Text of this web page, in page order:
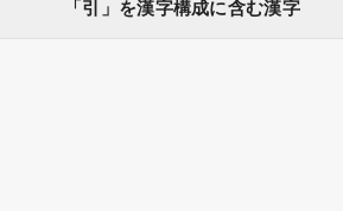
「引」を漢字構成に含む漢字